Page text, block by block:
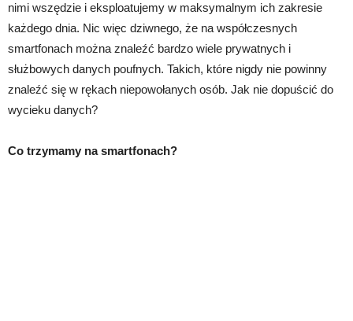
nimi wszędzie i eksploatujemy w maksymalnym ich zakresie
każdego dnia. Nic więc dziwnego, że na współczesnych
smartfonach można znaleźć bardzo wiele prywatnych i
służbowych danych poufnych. Takich, które nigdy nie powinny
znaleźć się w rękach niepowołanych osób. Jak nie dopuścić do
wycieku danych?
Co trzymamy na smartfonach?